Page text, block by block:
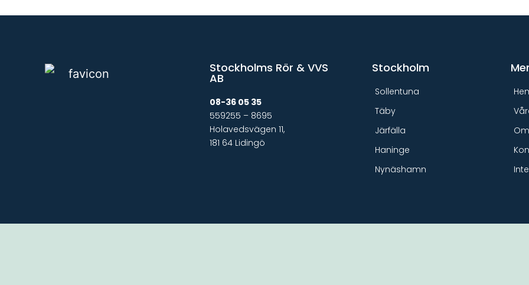
Stockholms Rör & VVS
AB
08-36 05 35
559255 – 8695
Holavedsvägen 11,
181 64 Lidingö
Stockholm
Sollentuna
Täby
Järfälla
Haninge
Nynäshamn